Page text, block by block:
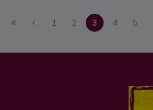
1 2 3 4 5